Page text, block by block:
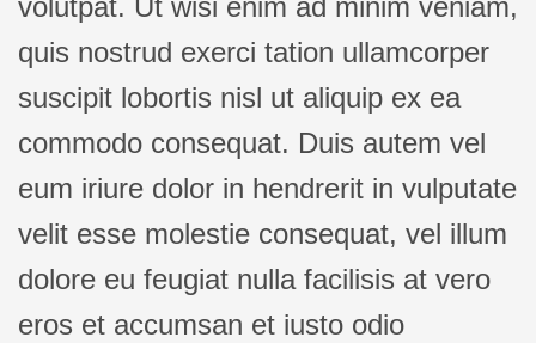
volutpat. Ut wisi enim ad minim veniam,
quis nostrud exerci tation ullamcorper
suscipit lobortis nisl ut aliquip ex ea
commodo consequat. Duis autem vel
eum iriure dolor in hendrerit in vulputate
velit esse molestie consequat, vel illum
dolore eu feugiat nulla facilisis at vero
eros et accumsan et iusto odio